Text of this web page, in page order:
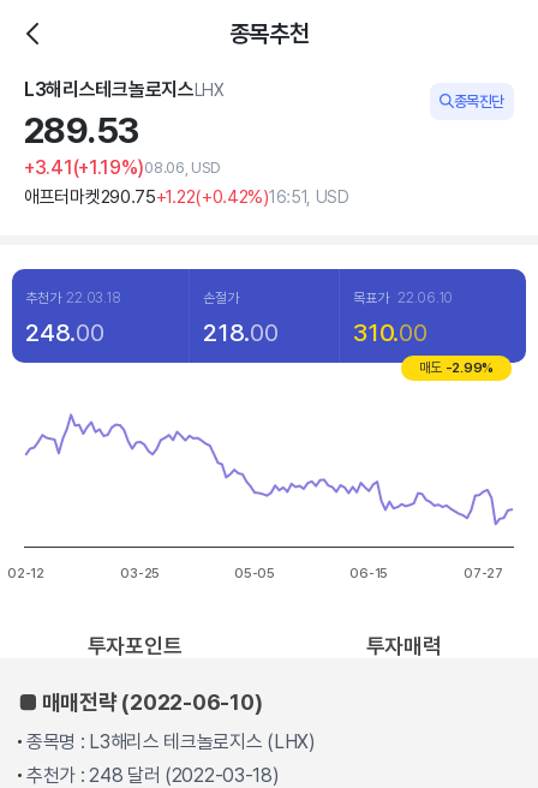
종목추천
L3해리스테크놀로지스LHX
종목진단
289.53
+3.41(+1.19%)08.06, USD
애프터마켓290.75+1.22(+0.42%)16:51, USD
추천가 22.03.18 손절가 목표가 22.06.10
248.00 218.00 310.00
매도 -2.99%
View as data table, Chart
The chart has 1 X axis displaying categories.
The chart has 1 Y axis displaying values. Data ranges from 271.9
02-12 03-25 05-05 06-15 07-27
투자포인트 투자매력
■ 매매전략 (2022-06-10)
종목명 : L3해리스 테크놀로지스 (LHX)
추천가 : 248 달러 (2022-03-18)